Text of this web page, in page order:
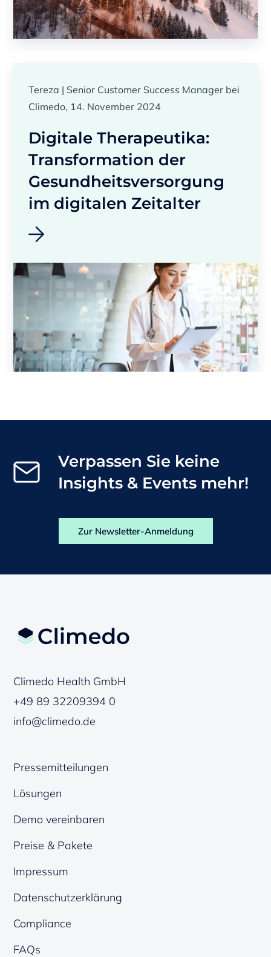
Tereza | Senior Customer Success Manager bei
Climedo, 14. November 2024
Digitale Therapeutika:
Transformation der
Gesundheitsversorgung
im digitalen Zeitalter
Verpassen Sie keine
Insights & Events mehr!
Zur Newsletter-Anmeldung
Climedo Health GmbH
+49 89 32209394 0
info@climedo.de
Pressemitteilungen
Lösungen
Demo vereinbaren
Preise & Pakete
Impressum
Datenschutzerklärung
Compliance
FAQs